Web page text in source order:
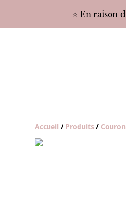
⭐️ En raison
Accueil / Produits /